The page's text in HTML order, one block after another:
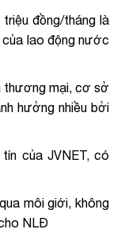
đồng/tháng là
lao động nước
thương mại, cơ sở
hưởng nhiều bởi
của JVNET, có
môi giới, không
NLĐ